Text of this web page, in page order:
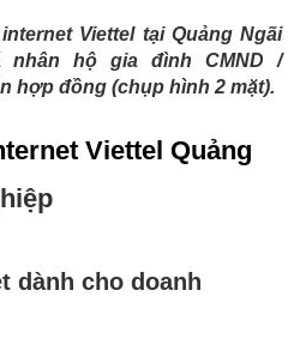
Viettel tại Quảng Ngãi
hộ gia đình CMND /
hợp đồng (chụp hình 2 mặt).
Viettel Quảng
dành cho doanh